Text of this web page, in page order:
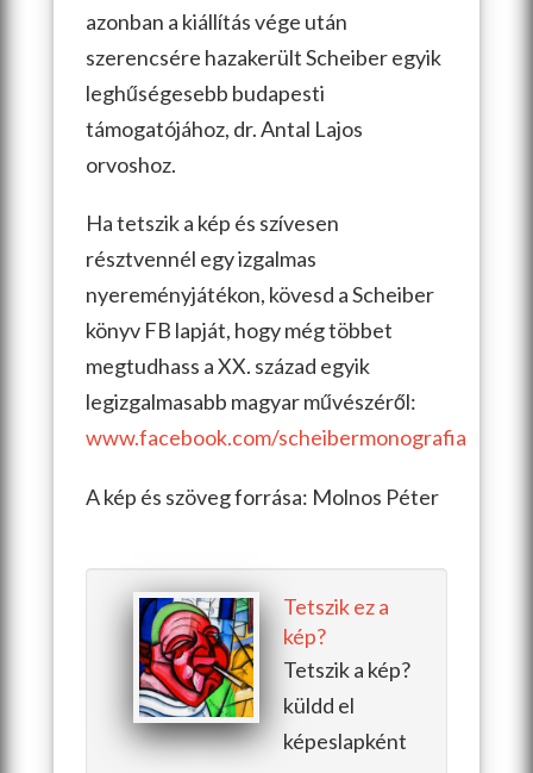
azonban a kiállítás vége után
szerencsére hazakerült Scheiber egyik
leghűségesebb budapesti
támogatójához, dr. Antal Lajos
orvoshoz.
Ha tetszik a kép és szívesen
résztvennél egy izgalmas
nyereményjátékon, kövesd a Scheiber
könyv FB lapját, hogy még többet
megtudhass a XX. század egyik
legizgalmasabb magyar művészéről:
www.facebook.com/scheibermonografia
A kép és szöveg forrása: Molnos Péter
Tetszik ez a
kép?
Tetszik a kép?
küldd el
képeslapként